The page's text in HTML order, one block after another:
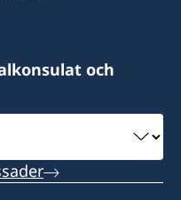
konsulära
jouren:
och